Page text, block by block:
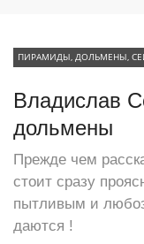
ПИРАМИДЫ, ДОЛЬМЕНЫ,
Владислав
дольмены
Прежде чем
стоит сразу
пытливым и
даются !